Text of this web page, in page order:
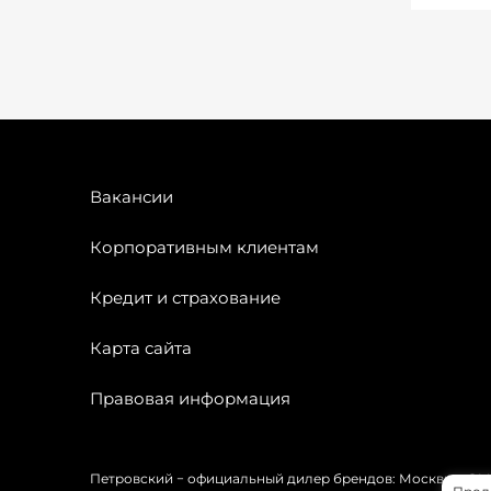
Вакансии
Корпоративным клиентам
Кредит и страхование
Карта сайта
Правовая информация
Петровский − официальный дилер брендов: Москвич,